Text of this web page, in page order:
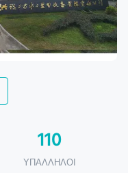
110
ΥΠΆΛΛΗΛΟΙ